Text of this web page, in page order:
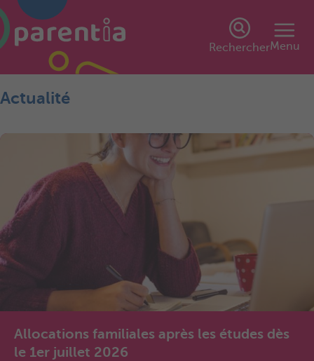
RechercherMenu
Actualité
Allocations familiales après les études dès
le 1er juillet 2026